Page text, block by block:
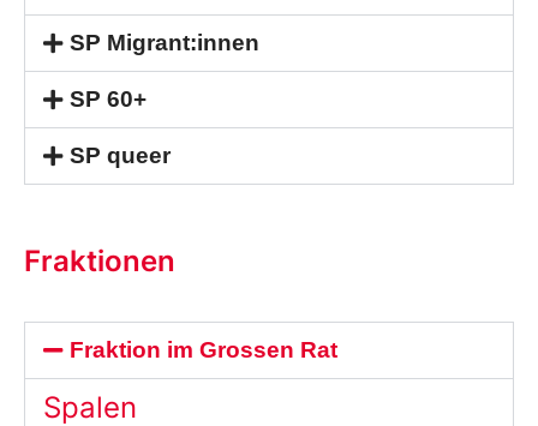
SP Migrant:innen
SP 60+
SP queer
Fraktionen
Fraktion im Grossen Rat
Spalen